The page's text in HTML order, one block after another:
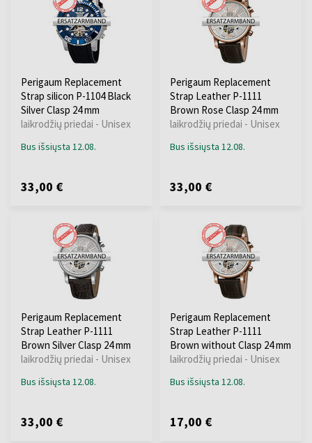
Perigaum Replacement
Strap silicon P-1104 Black
Silver Clasp 24 mm
laikrodžių priedai - Unisex
Bus išsiųsta 12.08.
33,00 €
Perigaum Replacement
Strap Leather P-1111
Brown Rose Clasp 24 mm
laikrodžių priedai - Unisex
Bus išsiųsta 12.08.
33,00 €
Perigaum Replacement
Strap Leather P-1111
Brown Silver Clasp 24 mm
laikrodžių priedai - Unisex
Bus išsiųsta 12.08.
33,00 €
Perigaum Replacement
Strap Leather P-1111
Brown without Clasp 24 mm
laikrodžių priedai - Unisex
Bus išsiųsta 12.08.
17,00 €